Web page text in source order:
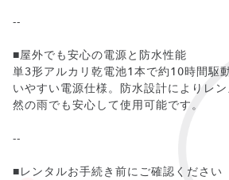
--
■屋外でも安心の電源と防水性能
単3形アルカリ乾電池1本で約10時間駆
いやすい電源仕様。防水設計によりレ
然の雨でも安心して使用可能です。
--
■レンタルお手続き前にご確認ください